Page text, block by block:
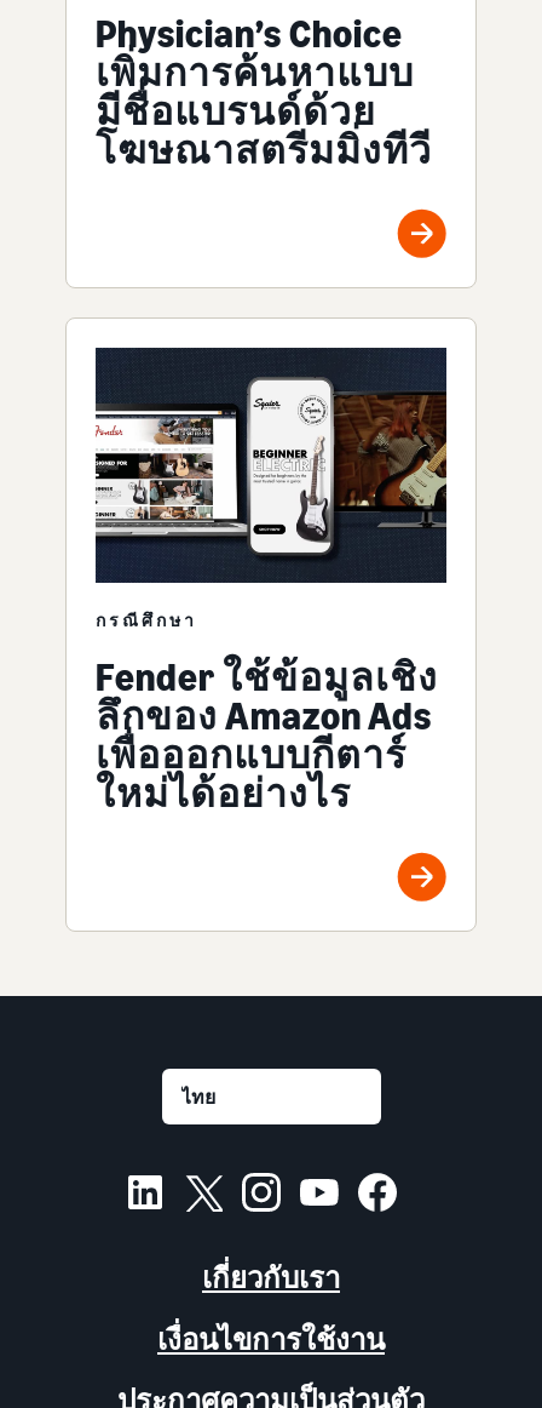
Physician’s Choice
เพิ่มการค้นหาแบบ
มีชื่อแบรนด์ด้วย
โฆษณาสตรีมมิ่งทีวี
กรณีศึกษา
Fender ใช้ข้อมูลเชิง
ลึกของ Amazon Ads
เพื่อออกแบบกีตาร์
ใหม่ได้อย่างไร
เกี่ยวกับเรา
เงื่อนไขการใช้งาน
ประกาศความเป็นส่วนตัว